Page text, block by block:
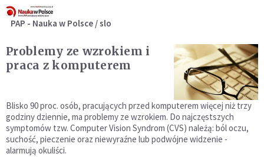
PAP - Nauka w Polsce / slo
Problemy ze wzrokiem i
praca z komputerem
Blisko 90 proc. osób, pracujących przed komputerem więcej niż trzy
godziny dziennie, ma problemy ze wzrokiem. Do najczęstszych
symptomów tzw. Computer Vision Syndrom (CVS) należą: ból oczu,
suchość, pieczenie oraz niewyraźne lub podwójne widzenie -
alarmują okuliści.